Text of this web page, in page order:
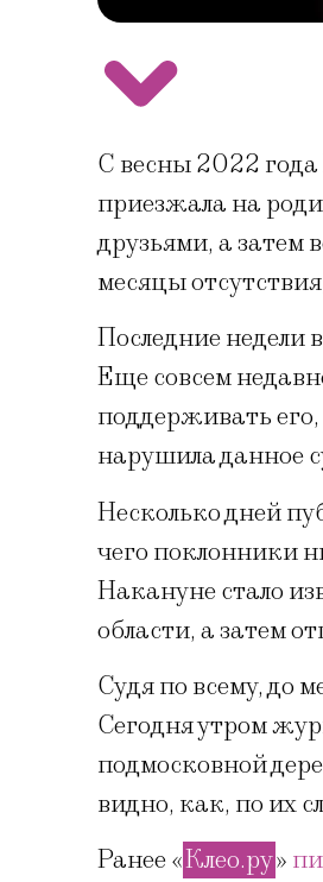
С весны 2022 года
приезжала на
друзьями, а затем
месяцы
Последние недели
Еще совсем
поддерживать
нарушила данное
Несколько дней
чего поклонники
Накануне стало
области, а затем
Судя по всему, до
Сегодня утром
подмосковной
видно, как, по их
Ранее «Клео.ру»